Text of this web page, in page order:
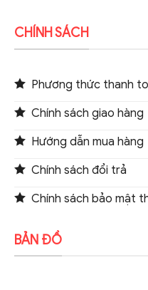
CHÍNH SÁCH
Phương thức thanh
Chính sách giao hàng
Hướng dẫn mua hàng
Chính sách đổi trả
Chính sách bảo mật
BẢN ĐỒ